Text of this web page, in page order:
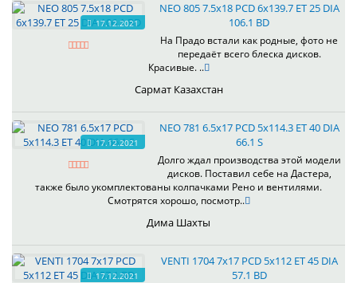
17.12.2021
NEO 805 7.5x18 PCD 6x139.7 ET 25 DIA
106.1 BD
На Прадо встали как родные, фото не
передаёт всего блеска дисков.
Красивые. ..
Сармат Казахстан
17.12.2021
NEO 781 6.5x17 PCD 5x114.3 ET 40 DIA
66.1 S
Долго ждал производства этой модели
дисков. Поставил себе на Дастера,
также было укомплектованы колпачками Рено и вентилями.
Смотрятся хорошо, посмотр..
Дима Шахты
17.12.2021
VENTI 1704 7x17 PCD 5x112 ET 45 DIA
57.1 BD